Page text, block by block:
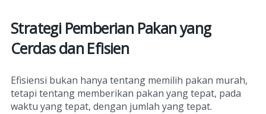
Strategi Pemberian Pakan yang
Cerdas dan Efisien
Efisiensi bukan hanya tentang memilih pakan murah,
tetapi tentang memberikan pakan yang tepat, pada
waktu yang tepat, dengan jumlah yang tepat.